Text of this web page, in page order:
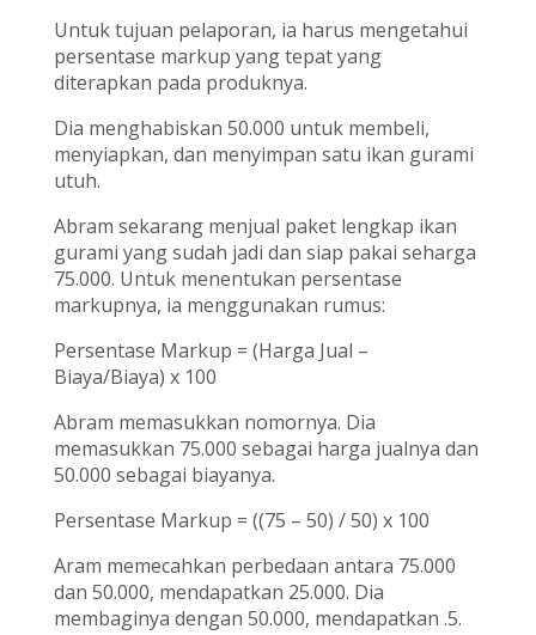
Untuk tujuan pelaporan, ia harus mengetahui
persentase markup yang tepat yang
diterapkan pada produknya.
Dia menghabiskan 50.000 untuk membeli,
menyiapkan, dan menyimpan satu ikan gurami
utuh.
Abram sekarang menjual paket lengkap ikan
gurami yang sudah jadi dan siap pakai seharga
75.000. Untuk menentukan persentase
markupnya, ia menggunakan rumus:
Persentase Markup = (Harga Jual –
Biaya/Biaya) x 100
Abram memasukkan nomornya. Dia
memasukkan 75.000 sebagai harga jualnya dan
50.000 sebagai biayanya.
Persentase Markup = ((75 – 50) / 50) x 100
Aram memecahkan perbedaan antara 75.000
dan 50.000, mendapatkan 25.000. Dia
membaginya dengan 50.000, mendapatkan .5.